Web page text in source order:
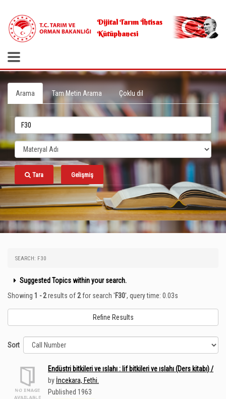
Dijital Tarım İhtisas
Kütüphanesi
Arama Tam Metin Arama Çoklu dil
Tara Gelişmiş
SEARCH: F30
Suggested Topics within your search.
Showing 1 - 2results of 2for search 'F30', query time: 0.03s
Refine Results
Sort
Endüstri bitkileri ve ıslahı : lif bitkileri ve ıslahı (Ders kitabı) /
by İncekara, Fethi.
Published 1963